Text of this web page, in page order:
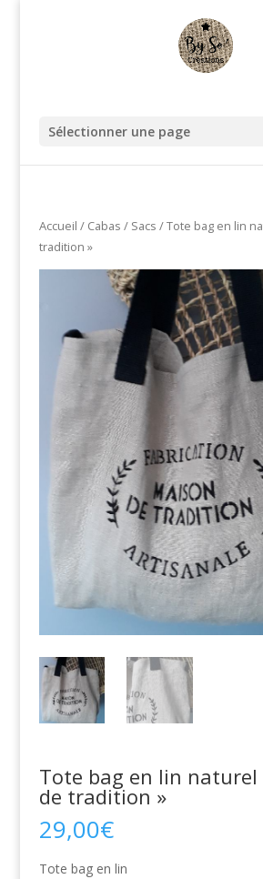
Sélectionner une page
Accueil / Cabas / Sacs / Tote bag en lin
tradition »
Tote bag en lin
de tradition »
29,00€
Tote bag en lin